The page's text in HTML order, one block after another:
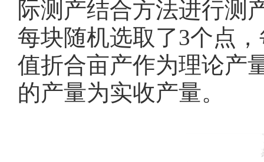
际测产结合方法进行测
每块随机选取了3个点
值折合亩产作为理论产
的产量为实收产量。